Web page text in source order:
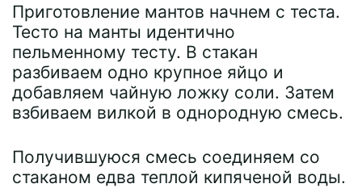
Приготовление мантов начнем с теста.
Тесто на манты идентично
пельменному тесту. В стакан
разбиваем одно крупное яйцо и
добавляем чайную ложку соли. Затем
взбиваем вилкой в однородную смесь.
Получившуюся смесь соединяем со
стаканом едва теплой кипяченой воды.